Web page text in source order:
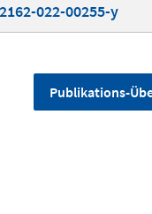
022-00255-y
Publikations-